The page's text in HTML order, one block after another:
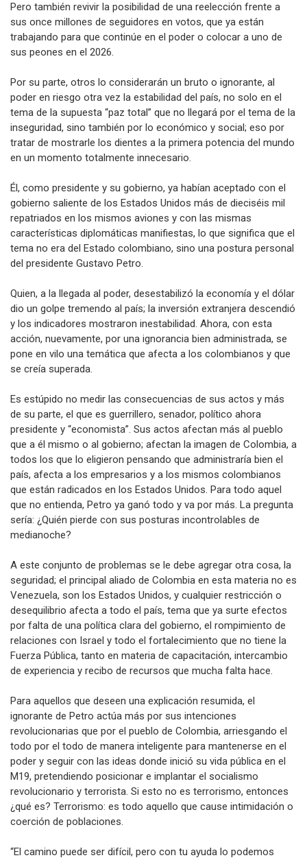
Pero también revivir la posibilidad de una reelección frente a
sus once millones de seguidores en votos, que ya están
trabajando para que continúe en el poder o colocar a uno de
sus peones en el 2026.
Por su parte, otros lo considerarán un bruto o ignorante, al
poder en riesgo otra vez la estabilidad del país, no solo en el
tema de la supuesta “paz total” que no llegará por el tema de la
inseguridad, sino también por lo económico y social; eso por
tratar de mostrarle los dientes a la primera potencia del mundo
en un momento totalmente innecesario.
Él, como presidente y su gobierno, ya habían aceptado con el
gobierno saliente de los Estados Unidos más de dieciséis mil
repatriados en los mismos aviones y con las mismas
características diplomáticas manifiestas, lo que significa que el
tema no era del Estado colombiano, sino una postura personal
del presidente Gustavo Petro.
Quien, a la llegada al poder, desestabilizó la economía y el dólar
dio un golpe tremendo al país; la inversión extranjera descendió
y los indicadores mostraron inestabilidad. Ahora, con esta
acción, nuevamente, por una ignorancia bien administrada, se
pone en vilo una temática que afecta a los colombianos y que
se creía superada.
Es estúpido no medir las consecuencias de sus actos y más
de su parte, el que es guerrillero, senador, político ahora
presidente y “economista”. Sus actos afectan más al pueblo
que a él mismo o al gobierno; afectan la imagen de Colombia, a
todos los que lo eligieron pensando que administraría bien el
país, afecta a los empresarios y a los mismos colombianos
que están radicados en los Estados Unidos. Para todo aquel
que no entienda, Petro ya ganó todo y va por más. La pregunta
sería: ¿Quién pierde con sus posturas incontrolables de
medianoche?
A este conjunto de problemas se le debe agregar otra cosa, la
seguridad; el principal aliado de Colombia en esta materia no es
Venezuela, son los Estados Unidos, y cualquier restricción o
desequilibrio afecta a todo el país, tema que ya surte efectos
por falta de una política clara del gobierno, el rompimiento de
relaciones con Israel y todo el fortalecimiento que no tiene la
Fuerza Pública, tanto en materia de capacitación, intercambio
de experiencia y recibo de recursos que mucha falta hace.
Para aquellos que deseen una explicación resumida, el
ignorante de Petro actúa más por sus intenciones
revolucionarias que por el pueblo de Colombia, arriesgando el
todo por el todo de manera inteligente para mantenerse en el
poder y seguir con las ideas donde inició su vida pública en el
M19, pretendiendo posicionar e implantar el socialismo
revolucionario y terrorista. Si esto no es terrorismo, entonces
¿qué es? Terrorismo: es todo aquello que cause intimidación o
coerción de poblaciones.
“El camino puede ser difícil, pero con tu ayuda lo podemos